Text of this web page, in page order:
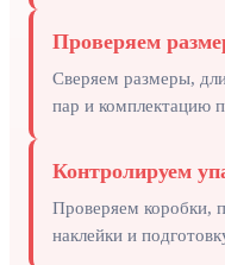
Проверяем
Сверяем размеры,
пар и комплектацию
Контролируем
Проверяем коробки,
наклейки и